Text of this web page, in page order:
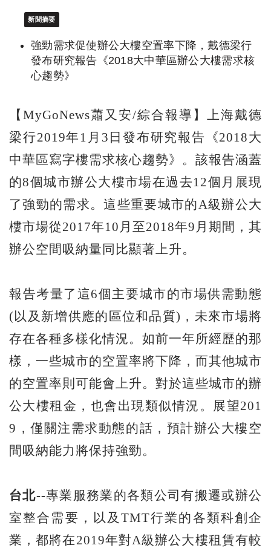
新聞摘要
強勁需求促使辦公大樓空置率下降，戴德梁行
發布研究報告《2018大中華區辦公大樓需求核
心趨勢》
【MyGoNews蕭又安/綜合報導】上海戴德
梁行2019年1月3日發布研究報告《2018大
中華區寫字樓需求核心趨勢》。該報告涵蓋
的8個城市辦公大樓市場在過去12個月展現
了強勁的需求。這些重要城市的A級辦公大
樓市場從2017年10月至2018年9月期間，其
辦公空間吸納量同比顯著上升。
報告考量了這6個主要城市的市場供需動態
(以及新增供應的區位和品質)，未來市場將
存在各種多樣化情況。如前一年所經歷的那
樣，一些城市的空置率將下降，而其他城市
的空置率則可能會上升。對於這些城市的辦
公大樓租金，也會出現類似情況。展望201
9，僅關注需求動態的話，預計辦公大樓空
間吸納能力將保持強勁。
台北--專業服務業的各類公司有搬遷或辦公
室整合需要，以及TMT行業的各類科創企
業，都將在2019年對A級辦公大樓租賃有較